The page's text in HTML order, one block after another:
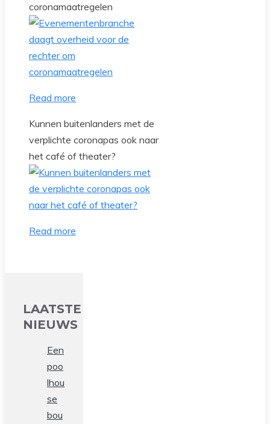
coronamaatregelen
Read more
Kunnen buitenlanders met de
verplichte coronapas ook naar
het café of theater?
Read more
LAATSTE
NIEUWS
Een
poo
lhou
se
bou